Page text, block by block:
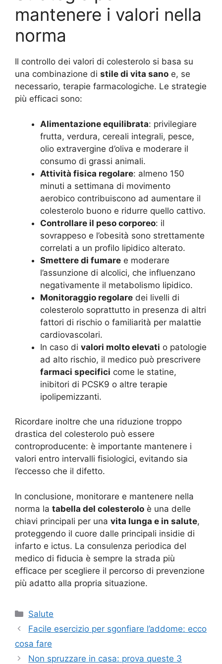
mantenere i valori nella
norma
Il controllo dei valori di colesterolo si basa su
una combinazione di stile di vita sano e, se
necessario, terapie farmacologiche. Le strategie
più efficaci sono:
Alimentazione equilibrata: privilegiare
frutta, verdura, cereali integrali, pesce,
olio extravergine d’oliva e moderare il
consumo di grassi animali.
Attività fisica regolare: almeno 150
minuti a settimana di movimento
aerobico contribuiscono ad aumentare il
colesterolo buono e ridurre quello cattivo.
Controllare il peso corporeo: il
sovrappeso e l’obesità sono strettamente
correlati a un profilo lipidico alterato.
Smettere di fumare e moderare
l’assunzione di alcolici, che influenzano
negativamente il metabolismo lipidico.
Monitoraggio regolare dei livelli di
colesterolo soprattutto in presenza di altri
fattori di rischio o familiarità per malattie
cardiovascolari.
In caso di valori molto elevati o patologie
ad alto rischio, il medico può prescrivere
farmaci specifici come le statine,
inibitori di PCSK9 o altre terapie
ipolipemizzanti.
Ricordare inoltre che una riduzione troppo
drastica del colesterolo può essere
controproducente: è importante mantenere i
valori entro intervalli fisiologici, evitando sia
l’eccesso che il difetto.
In conclusione, monitorare e mantenere nella
norma la tabella del colesterolo è una delle
chiavi principali per una vita lunga e in salute,
proteggendo il cuore dalle principali insidie di
infarto e ictus. La consulenza periodica del
medico di fiducia è sempre la strada più
efficace per scegliere il percorso di prevenzione
più adatto alla propria situazione.
Categorie
Salute
Facile esercizio per sgonfiare l’addome: ecco
cosa fare
Non spruzzare in casa: prova queste 3